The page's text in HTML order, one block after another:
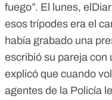
fuego”. El lunes,
esos trípodes era el
había grabado una
escribió su pareja con
explicó que cuando
agentes de la Policía